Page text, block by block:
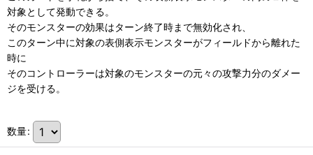
対象として発動できる。
そのモンスターの効果はターン終了時まで無効化され、
このターン中に対象の表側表示モンスターがフィールドから離れた
時に
そのコントローラーは対象のモンスターの元々の攻撃力分のダメー
ジを受ける。
数量: